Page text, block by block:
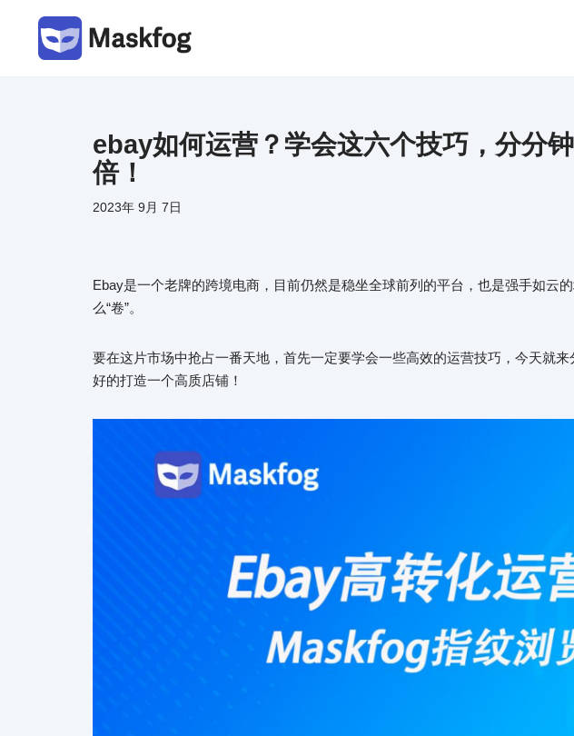
ebay如何运营？学会这六个技巧，分分
倍！
2023年 9月 7日
Ebay是一个老牌的跨境电商，目前仍然是稳坐全球前列的平台，也是强手如云
么“卷”。
要在这片市场中抢占一番天地，首先一定要学会一些高效的运营技巧，今天就
好的打造一个高质店铺！